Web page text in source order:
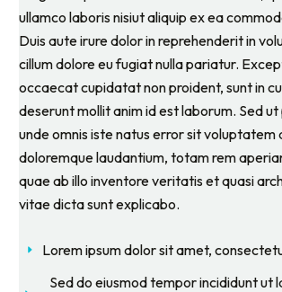
ullamco laboris nisiut aliquip ex ea
Duis aute irure dolor in reprehenderit in
cillum dolore eu fugiat nulla pariatur.
occaecat cupidatat non proident, sunt in
deserunt mollit anim id est laborum. Sed
unde omnis iste natus error sit voluptatem
doloremque laudantium, totam rem
quae ab illo inventore veritatis et quasi
vitae dicta sunt explicabo.
Lorem ipsum dolor sit amet,
Sed do eiusmod tempor incididunt ut